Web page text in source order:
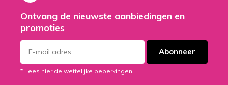
Ontvang de nieuwste aanbiedingen en
promoties
Abonneer
* Lees hier de wettelijke beperkingen